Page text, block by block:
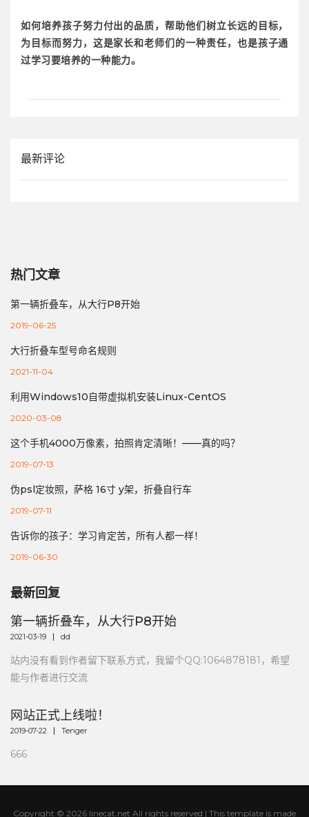
如何培养孩子努力付出的品质，帮助他们树立长远的目标，
为目标而努力，这是家长和老师们的一种责任，也是孩子通
过学习要培养的一种能力。
最新评论
热门文章
第一辆折叠车，从大行P8开始
2019-06-25
大行折叠车型号命名规则
2021-11-04
利用Windows10自带虚拟机安装Linux-CentOS
2020-03-08
这个手机4000万像素，拍照肯定清晰！——真的吗？
2019-07-13
伪psl定妆照，萨格 16寸 y架，折叠自行车
2019-07-11
告诉你的孩子：学习肯定苦，所有人都一样！
2019-06-30
最新回复
第一辆折叠车，从大行P8开始
2021-03-19 dd
站内没有看到作者留下联系方式，我留个QQ:1064878181，希望
能与作者进行交流
网站正式上线啦！
2019-07-22 Tenger
666
Copyright © 2026 linecat.net All rights reserved | This template is made